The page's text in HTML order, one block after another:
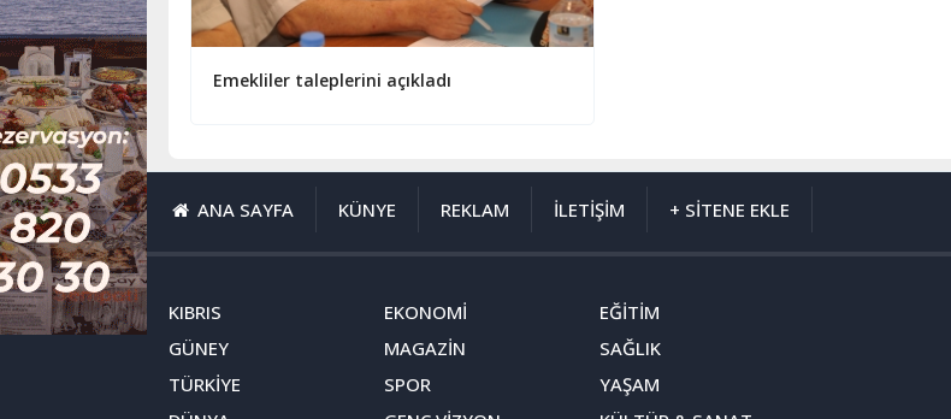
Emekliler taleplerini açıkladı
ANA SAYFA KÜNYE REKLAM İLETİŞİM + SİTENE EKLE
KIBRIS
GÜNEY
TÜRKİYE
EKONOMİ
MAGAZİN
SPOR
EĞİTİM
SAĞLIK
YAŞAM